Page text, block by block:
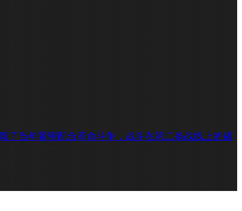
了当年紧密配合革命斗争，战斗在第二条战线上的诸